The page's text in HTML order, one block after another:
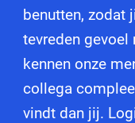
benutten, zodat
tevreden gevoel
kennen onze
collega
vindt dan jij.